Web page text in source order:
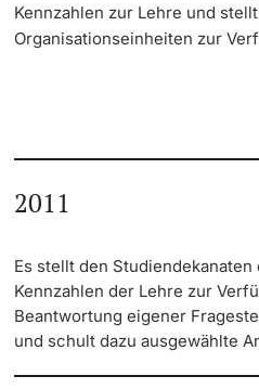
weitere Informationen
UPGRADE your digital
Lernplattform ADAM und
EXAM
eAssessment
Multimediale
EduTools
Kennzahlen zur Lehre und
Organisationseinheiten zur
2011
Es stellt den
Kennzahlen der Lehre zur
Beantwortung eigener
und schult dazu ausgewählte